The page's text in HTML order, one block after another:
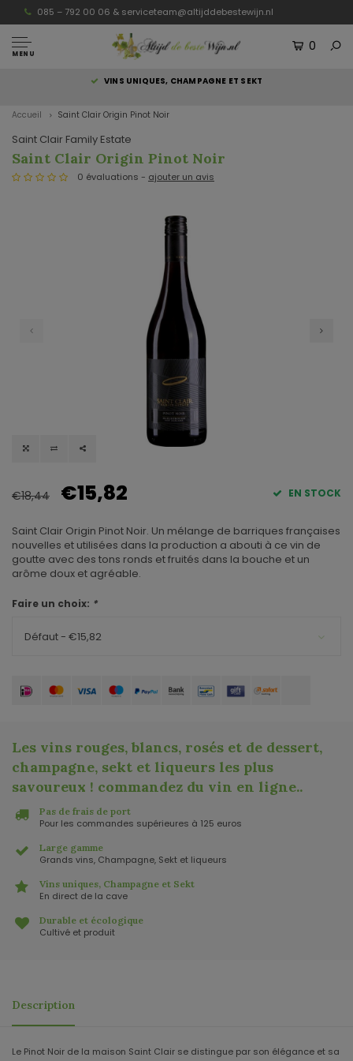
085 – 792 00 06 & serviceteam@altijddebestewijn.nl
MENU
0
VINS UNIQUES, CHAMPAGNE ET SEKT
Accueil Saint Clair Origin Pinot Noir
Saint Clair Family Estate
Saint Clair Origin Pinot Noir
0 évaluations - ajouter un avis
€18,44 €15,82 EN STOCK
Saint Clair Origin Pinot Noir. Un mélange de barriques françaises
nouvelles et utilisées dans la production a abouti à ce vin de
goutte avec des tons ronds et fruités dans la bouche et un
arôme doux et agréable.
Faire un choix: *
Défaut - €15,82
Les vins rouges, blancs, rosés et de dessert,
champagne, sekt et liqueurs les plus
savoureux ! commandez du vin en ligne..
Pas de frais de port
Pour les commandes supérieures à 125 euros
Large gamme
Grands vins, Champagne, Sekt et liqueurs
Vins uniques, Champagne et Sekt
En direct de la cave
Durable et écologique
Cultivé et produit
Description
Le Pinot Noir de la maison Saint Clair se distingue par son élégance et sa